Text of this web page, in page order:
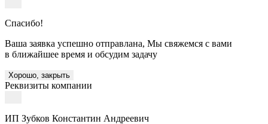
Спасибо!
Ваша заявка успешно отправлана, Мы свяжемся с вами
в ближайшее время и обсудим задачу
Хорошо, закрыть
Реквизиты компании
ИП Зубков Константин Андреевич